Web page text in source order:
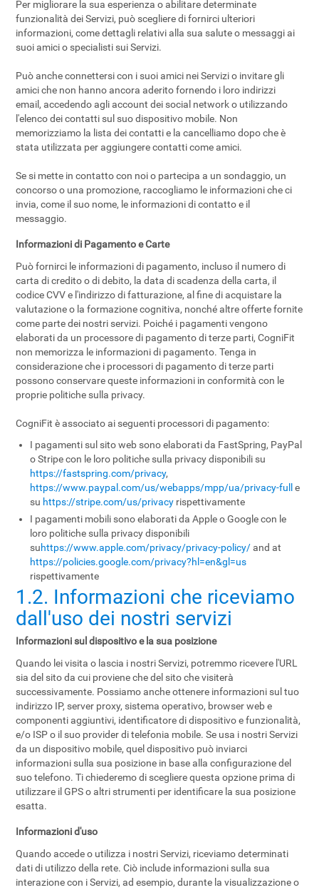
Per migliorare la sua esperienza o abilitare determinate
funzionalità dei Servizi, può scegliere di fornirci ulteriori
informazioni, come dettagli relativi alla sua salute o messaggi ai
suoi amici o specialisti sui Servizi.
Può anche connettersi con i suoi amici nei Servizi o invitare gli
amici che non hanno ancora aderito fornendo i loro indirizzi
email, accedendo agli account dei social network o utilizzando
l'elenco dei contatti sul suo dispositivo mobile. Non
memorizziamo la lista dei contatti e la cancelliamo dopo che è
stata utilizzata per aggiungere contatti come amici.
Se si mette in contatto con noi o partecipa a un sondaggio, un
concorso o una promozione, raccogliamo le informazioni che ci
invia, come il suo nome, le informazioni di contatto e il
messaggio.
Informazioni di Pagamento e Carte
Può fornirci le informazioni di pagamento, incluso il numero di
carta di credito o di debito, la data di scadenza della carta, il
codice CVV e l'indirizzo di fatturazione, al fine di acquistare la
valutazione o la formazione cognitiva, nonché altre offerte fornite
come parte dei nostri servizi. Poiché i pagamenti vengono
elaborati da un processore di pagamento di terze parti, CogniFit
non memorizza le informazioni di pagamento. Tenga in
considerazione che i processori di pagamento di terze parti
possono conservare queste informazioni in conformità con le
proprie politiche sulla privacy.
CogniFit è associato ai seguenti processori di pagamento:
I pagamenti sul sito web sono elaborati da FastSpring, PayPal
o Stripe con le loro politiche sulla privacy disponibili su
https://fastspring.com/privacy,
https://www.paypal.com/us/webapps/mpp/ua/privacy-full
e
su https://stripe.com/us/privacy rispettivamente
I pagamenti mobili sono elaborati da Apple o Google con le
loro politiche sulla privacy disponibili
suhttps://www.apple.com/privacy/privacy-policy/and at
https://policies.google.com/privacy?hl=en&gl=us
rispettivamente
1.2. Informazioni che riceviamo
dall'uso dei nostri servizi
Informazioni sul dispositivo e la sua posizione
Quando lei visita o lascia i nostri Servizi, potremmo ricevere l'URL
sia del sito da cui proviene che del sito che visiterà
successivamente. Possiamo anche ottenere informazioni sul tuo
indirizzo IP, server proxy, sistema operativo, browser web e
componenti aggiuntivi, identificatore di dispositivo e funzionalità,
e/o ISP o il suo provider di telefonia mobile. Se usa i nostri Servizi
da un dispositivo mobile, quel dispositivo può inviarci
informazioni sulla sua posizione in base alla configurazione del
suo telefono. Ti chiederemo di scegliere questa opzione prima di
utilizzare il GPS o altri strumenti per identificare la sua posizione
esatta.
Informazioni d'uso
Quando accede o utilizza i nostri Servizi, riceviamo determinati
dati di utilizzo della rete. Ciò include informazioni sulla sua
interazione con i Servizi, ad esempio, durante la visualizzazione o